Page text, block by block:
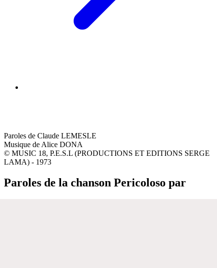
Paroles de Claude LEMESLE
Musique de Alice DONA
© MUSIC 18, P.E.S.L (PRODUCTIONS ET EDITIONS SERGE
LAMA) - 1973
Paroles de la chanson Pericoloso par